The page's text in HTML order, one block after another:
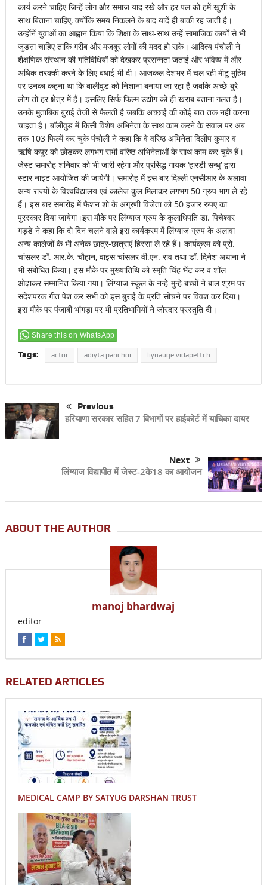
कार्य करने चाहिए जिन्हें लोग और समाज याद रखे और हर पल को हमें खुशी के
साथ बिताना चाहिए, क्योंकि समय निकलने के बाद यादें ही बाकी रह जाती है।
उन्होंनें युवाओं का आह्वान किया कि शिक्षा के साथ-साथ उन्हें सामाजिक कार्यों से भी
जुडऩा चाहिए ताकि गरीब और मजबूर लोगों की मदद हो सके। आदित्य पंचोली ने
शैक्षणिक संस्थान की गतिविधियों को देखकर प्रसन्नता जताई और भविष्य में और
अधिक तरक्की करने के लिए बधाई भी दी। आजकल देशभर में चल रही मीटू मुहिम
पर उनका कहना था कि बालीवुड को निशाना बनाया जा रहा है जबकि अच्छे-बुरे
लोग तो हर क्षेत्र में हैं। इसलिए सिर्फ फिल्म उद्योग को ही खराब बताना गलत है।
उनके मुताबिक बुराई तेजी से फैलती है जबकि अच्छाई की कोई बात तक नहीं करना
चाहता है। बॉलीवुड में किसी विशेष अभिनेता के साथ काम करने के सवाल पर अब
तक 103 फिल्में कर चुके पंचोली ने कहा कि वे वरिष्ठ अभिनेता दिलीप कुमार व
ऋषि कपूर को छोडक़र लगभग सभी वरिष्ठ अभिनेताओं के साथ काम कर चुके हैं।
जेस्ट समारोह शनिवार को भी जारी रहेगा और प्रसिद्ध गायक ‘हारड़ी सन्धु’ द्वारा
स्टार नाइट आयोजित की जायेगी। समारोह में इस बार दिल्ली एनसीआर के अलावा
अन्य राज्यों के विश्वविद्यालय एवं कालेज कुल मिलाकर लगभग 50 ग्रुप भाग ले रहे
हैं। इस बार समारोह में फैशन शो के अग्रणी विजेता को 50 हजार रुपए का
पुरस्कार दिया जायेगा।इस मौके पर लिंग्याज ग्रुप के कुलाधिपति डा. पिचेश्वर
गड्डे ने कहा कि दो दिन चलने वाले इस कार्यक्रम में लिंग्याज ग्रुप के अलावा
अन्य कालेजों के भी अनेक छात्र-छात्राएं हिस्सा ले रहे हैं। कार्यक्रम को प्रो.
चांसलर डॉ. आर.के. चौहान, वाइस चांसलर वी.एन. राव तथा डॉ. दिनेश अधाना ने
भी संबोधित किया। इस मौके पर मुख्यातिथि को स्मृति चिंह भेंट कर व शॉल
ओढ़ाकर सम्मानित किया गया। लिंग्याज स्कूल के नन्हे-मुन्हे बच्चों ने बाल श्रम पर
संदेशपरक गीत पेश कर सभी को इस बुराई के प्रति सोचने पर विवश कर दिया।
इस मौके पर पंजाबी भांगड़ा पर भी प्रतिभागियों ने जोरदार प्रस्तुति दी।
Share this on WhatsApp
Tags: actor adiyta panchoi liynauge vidapettch
Previous
हरियाणा सरकार सहित 7 विभागों पर हाईकोर्ट में याचिका दायर
Next
लिंग्याज विद्यापीठ में जेस्ट-2के18 का आयोजन
ABOUT THE AUTHOR
manoj bhardwaj
editor
RELATED ARTICLES
MEDICAL CAMP BY SATYUG DARSHAN TRUST